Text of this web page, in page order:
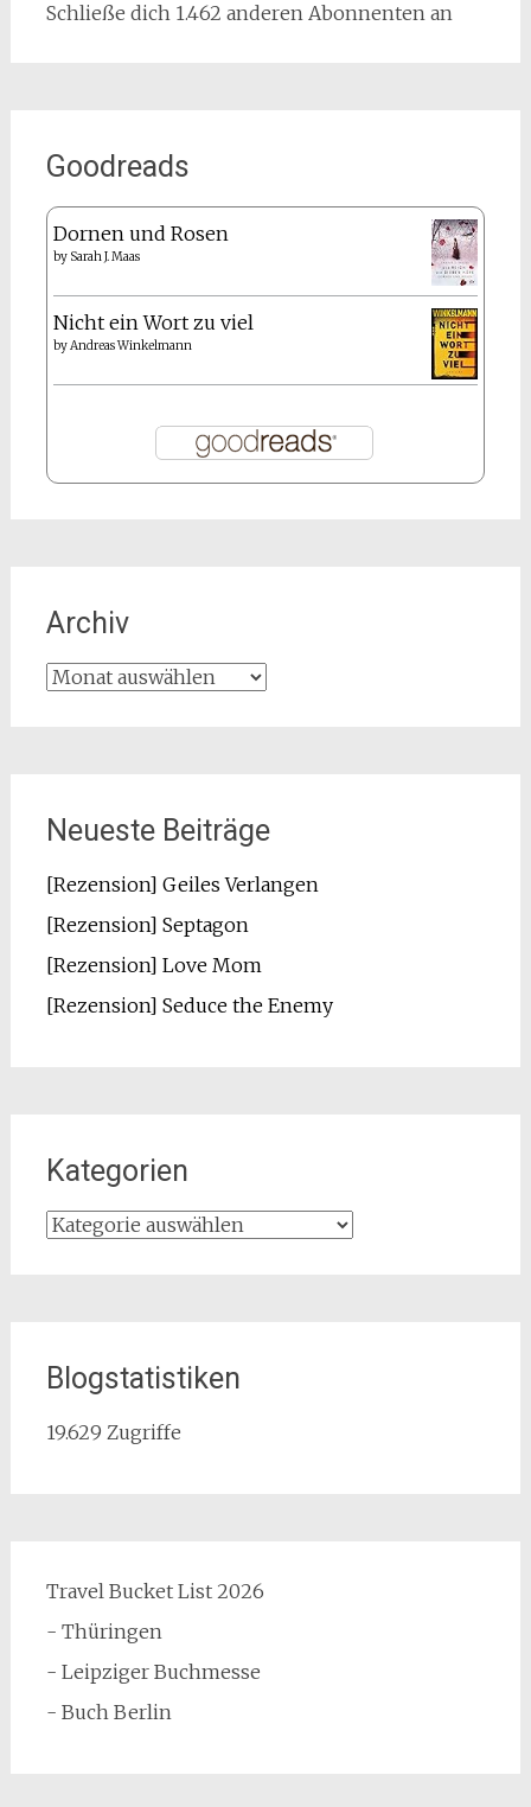
Schließe dich 1.462 anderen Abonnenten an
Goodreads
Dornen und Rosen
by Sarah J. Maas
Nicht ein Wort zu viel
byAndreas Winkelmann
Archiv
Archiv
Neueste Beiträge
[Rezension] Geiles Verlangen
[Rezension] Septagon
[Rezension] Love Mom
[Rezension] Seduce the Enemy
Kategorien
Kategorien
Blogstatistiken
19.629 Zugriffe
Travel Bucket List 2026
- Thüringen
- Leipziger Buchmesse
- Buch Berlin